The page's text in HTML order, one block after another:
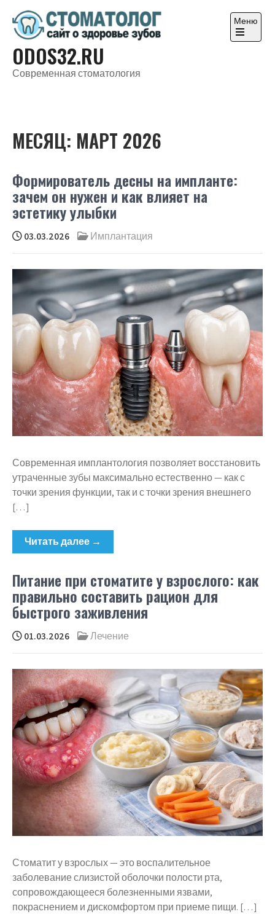
содержимому
ODOS32.RU
Современная стоматология
Меню
Откройте
МЕСЯЦ: МАРТ 2026
Формирователь десны на импланте:
зачем он нужен и как влияет на
эстетику улыбки
03.03.2026 Имплантация
Современная имплантология позволяет восстановить
утраченные зубы максимально естественно — как с
точки зрения функции, так и с точки зрения внешнего
[…]
Читать далее →
Питание при стоматите у взрослого: как
правильно составить рацион для
быстрого заживления
01.03.2026 Лечение
Стоматит у взрослых — это воспалительное
заболевание слизистой оболочки полости рта,
сопровождающееся болезненными язвами,
покраснением и дискомфортом при приеме пищи. […]